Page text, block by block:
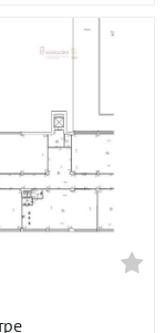
м. (всего ~ 190
оплачиваются
показ.